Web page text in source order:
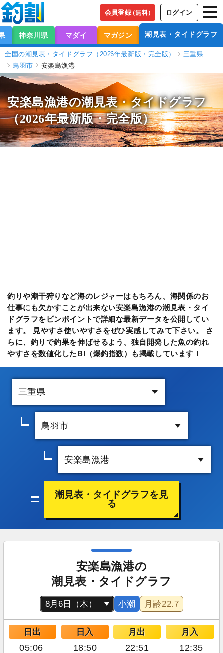
会員登録（無料） ログイン
神奈川県 マダイ マガジン 潮見表・タイドグラフ
全国の潮見表・タイドグラフ（2026年最新版・完全版）
三重県
鳥羽市
安楽島漁港
安楽島漁港の潮見表・タイドグラフ
（2026年最新版・完全版）
釣りや潮干狩りなど海のレジャーはもちろん、海関係のお
仕事にも欠かすことが出来ない安楽島漁港の潮見表・タイ
ドグラフをピンポイントで詳細な最新データを公開してい
ます。 見やすさ使いやすさをぜひ実感してみて下さい。 さ
らに、釣りで釣果を伸ばせるよう、独自開発した魚の釣れ
やすさを数値化したBI（爆釣指数）も掲載しています！
潮見表・タイドグラフを見
る
安楽島漁港の
潮見表・タイドグラフ
小潮 月齢22.7
日出 日入 月出 月入
05:06 18:50 22:51 12:35